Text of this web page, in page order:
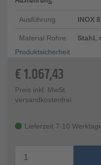
Ausführung INOX
Material Rohre
Stahl,
Produktsicherheit
€1.067,43
Preis inkl. MwSt.
versandkostenfrei
Lieferzeit 7-10